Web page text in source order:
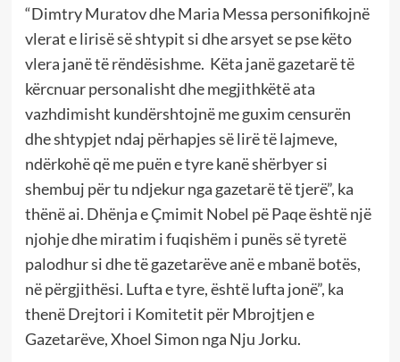
“Dimtry Muratov dhe Maria Messa personifikojnë
vlerat e lirisë së shtypit si dhe arsyet se pse këto
vlera janë të rëndësishme. Këta janë gazetarë të
kërcnuar personalisht dhe megjithkëtë ata
vazhdimisht kundërshtojnë me guxim censurën
dhe shtypjet ndaj përhapjes së lirë të lajmeve,
ndërkohë që me puën e tyre kanë shërbyer si
shembuj për tu ndjekur nga gazetarë të tjerë”, ka
thënë ai. Dhënja e Çmimit Nobel pë Paqe është një
njohje dhe miratim i fuqishëm i punës së tyretë
palodhur si dhe të gazetarëve anë e mbanë botës,
në përgjithësi. Lufta e tyre, është lufta jonë”, ka
thenë Drejtori i Komitetit për Mbrojtjen e
Gazetarëve, Xhoel Simon nga Nju Jorku.